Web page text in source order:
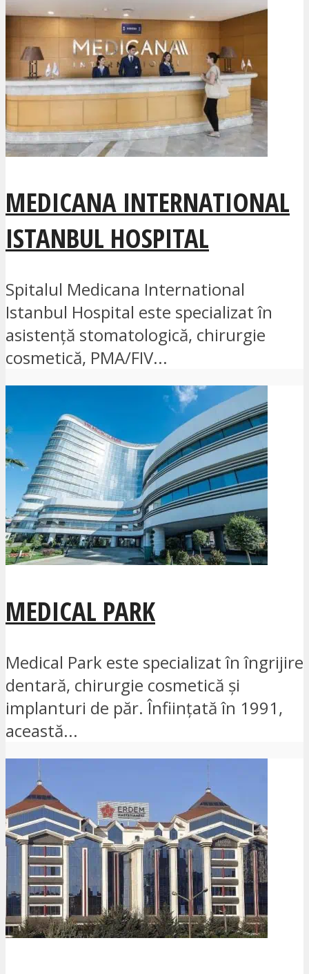
MEDICANA INTERNATIONAL
ISTANBUL HOSPITAL
Spitalul Medicana International
Istanbul Hospital este specializat în
asistență stomatologică, chirurgie
cosmetică, PMA/FIV...
MEDICAL PARK
Medical Park este specializat în îngrijire
dentară, chirurgie cosmetică și
implanturi de păr. Înființată în 1991,
această...